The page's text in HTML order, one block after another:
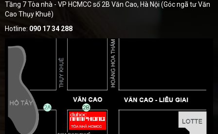
Tầng 7 Tòa nhà - VP HCMCC số 2B Văn Cao, Hà Nội (Góc ngã tư Văn
Cao Thụy Khuê)
Hotline: 090 17 34 288